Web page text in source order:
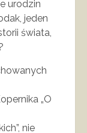
urodzin
jeden
świata,
„O
nie